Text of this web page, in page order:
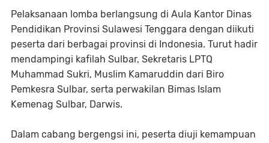
Pelaksanaan lomba berlangsung di Aula Kantor Dinas
Pendidikan Provinsi Sulawesi Tenggara dengan diikuti
peserta dari berbagai provinsi di Indonesia. Turut hadir
mendampingi kafilah Sulbar, Sekretaris LPTQ
Muhammad Sukri, Muslim Kamaruddin dari Biro
Pemkesra Sulbar, serta perwakilan Bimas Islam
Kemenag Sulbar, Darwis.
Dalam cabang bergengsi ini, peserta diuji kemampuan